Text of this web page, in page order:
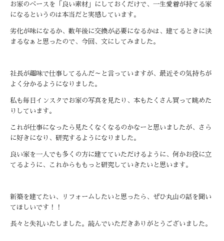
お家のベースを「良い素材」にしておくだけで、一生愛着が持てる家
になるというのは本当だと実感しています。
劣化が味になるか、数年後に交換が必要になるかは、建てるときに決
まるなぁと思ったので、今回、文にしてみました。
社長が趣味で仕事してるんだ～と言っていますが、最近その気持ちが
よく分かるようになりました。
私も毎日インスタでお家の写真を見たり、本もたくさん買って眺めた
りしています。
これが仕事になったら見たくなくなるのかなーと思いましたが、さら
に好きになり、研究するようになりました。
良い家を一人でも多くの方に建てていただけるように、何かお役に立
てるように、これからももっと研究していきたいと思います。
新築を建てたい、リフォームしたいと思ったら、ぜひ丸山の話を聞い
てほしいです！！
長々と失礼いたしました。読んでいただきありがとうございました。